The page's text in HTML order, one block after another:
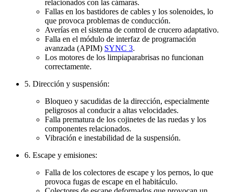
relacionados con las cámaras.
Fallas en los bastidores de cables y los solenoides, lo
que provoca problemas de conducción.
Averías en el sistema de control de crucero adaptativo.
Falla en el módulo de interfaz de programación
avanzada (APIM) SYNC 3.
Los motores de los limpiaparabrisas no funcionan
correctamente.
5. Dirección y suspensión:
Bloqueo y sacudidas de la dirección, especialmente
peligrosos al conducir a altas velocidades.
Falla prematura de los cojinetes de las ruedas y los
componentes relacionados.
Vibración e inestabilidad de la suspensión.
6. Escape y emisiones:
Falla de los colectores de escape y los pernos, lo que
provoca fugas de escape en el habitáculo.